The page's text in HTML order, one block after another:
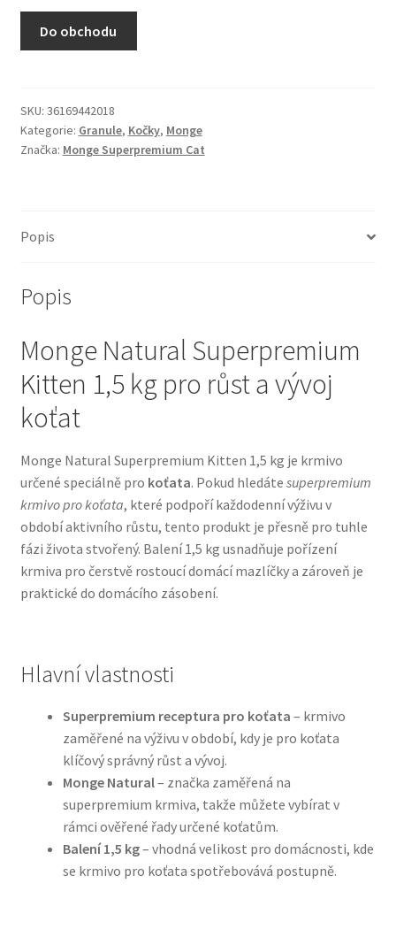
N&D Farmina pro kočky — Italské holistic krmivo
Pamlsky pro kočky
Purizon pro kočky
Veterinární dieta pro kočky
Vše pro psy — Krmivo, doplňky, vybavení
Boudy a výběhy
Brit pro psy
Granule pro psy
Natural Trainer pro psy — Italské krmivo s
přírodními složkami
Hračky pro psy
Konzervy a kapsičky pro psy
N&D Farmina pro psy — Italské holistic krmivo
Oblečky pro psy
Do obchodu
SKU: 36169442018
Kategorie: Granule, Kočky, Monge
Značka: Monge Superpremium Cat
Popis
Popis
Monge Natural Superpremium
Kitten 1,5 kg pro růst a vývoj
koťat
Monge Natural Superpremium Kitten 1,5 kg je krmivo
určené speciálně pro koťata. Pokud hledáte superpremium
krmivo pro koťata, které podpoří každodenní výživu v
období aktivního růstu, tento produkt je přesně pro tuhle
fázi života stvořený. Balení 1,5 kg usnadňuje pořízení
krmiva pro čerstvě rostoucí domácí mazlíčky a zároveň je
praktické do domácího zásobení.
Hlavní vlastnosti
Superpremium receptura pro koťata – krmivo
zaměřené na výživu v období, kdy je pro koťata
klíčový správný růst a vývoj.
Monge Natural– značka zaměřená na
superpremium krmiva, takže můžete vybírat v
rámci ověřené řady určené koťatům.
Balení 1,5 kg– vhodná velikost pro domácnosti, kde
se krmivo pro koťata spotřebovává postupně.